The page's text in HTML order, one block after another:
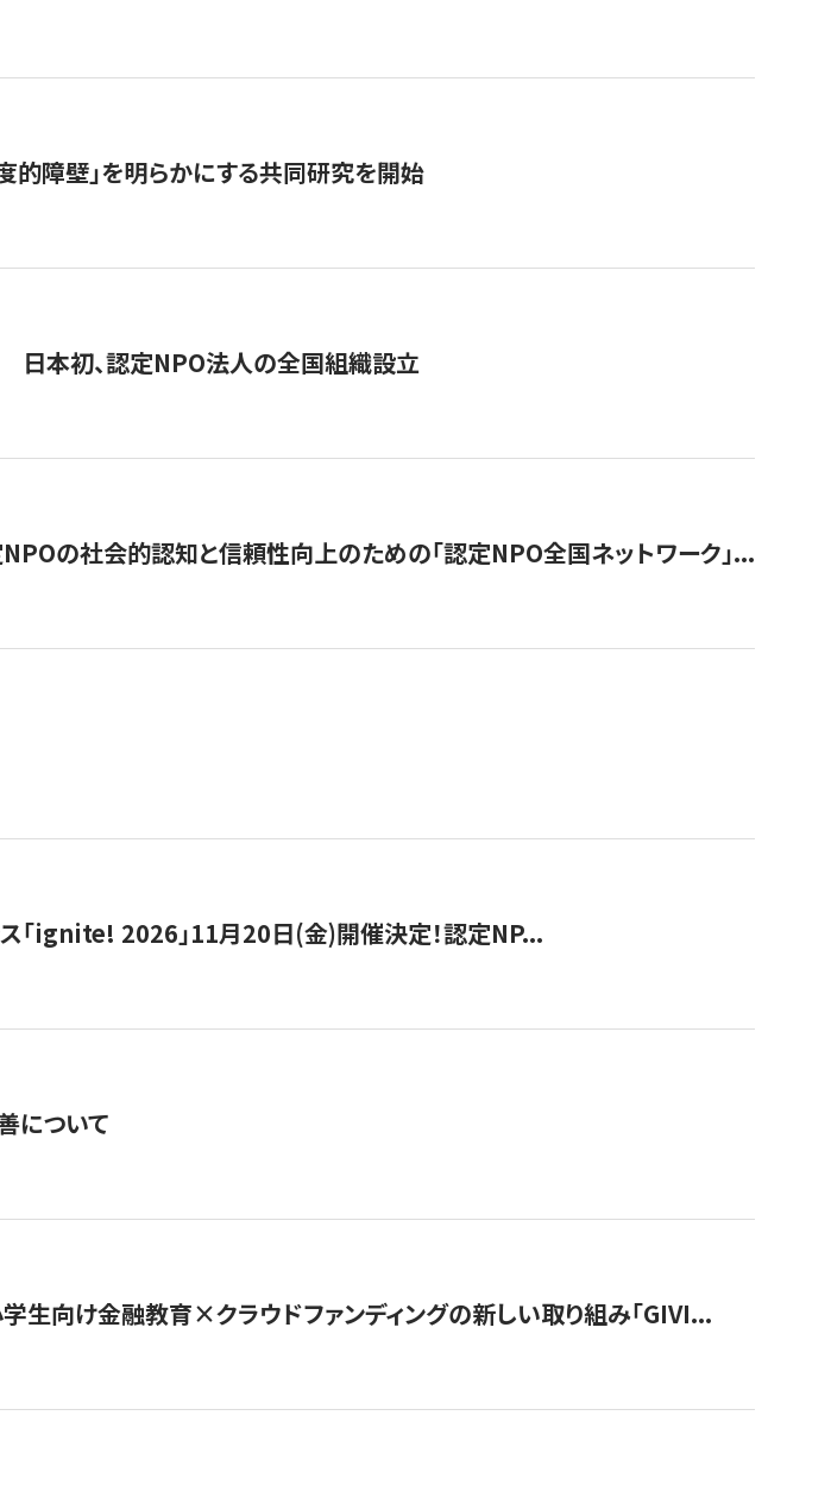
的障壁」を明らかにする共同研究を開始
日本初、認定NPO法人の全国組織設立
の社会的認知と信頼性向上のための「認定NPO全国ネットワーク」...
「ignite! 2026」11月20日(金)開催決定！認定NP...
について
生向け金融教育×クラウドファンディングの新しい取り組み「GIVI...